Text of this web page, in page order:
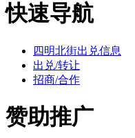
快速导航
四明北街出兑信息
出兑/转让
招商/合作
赞助推广